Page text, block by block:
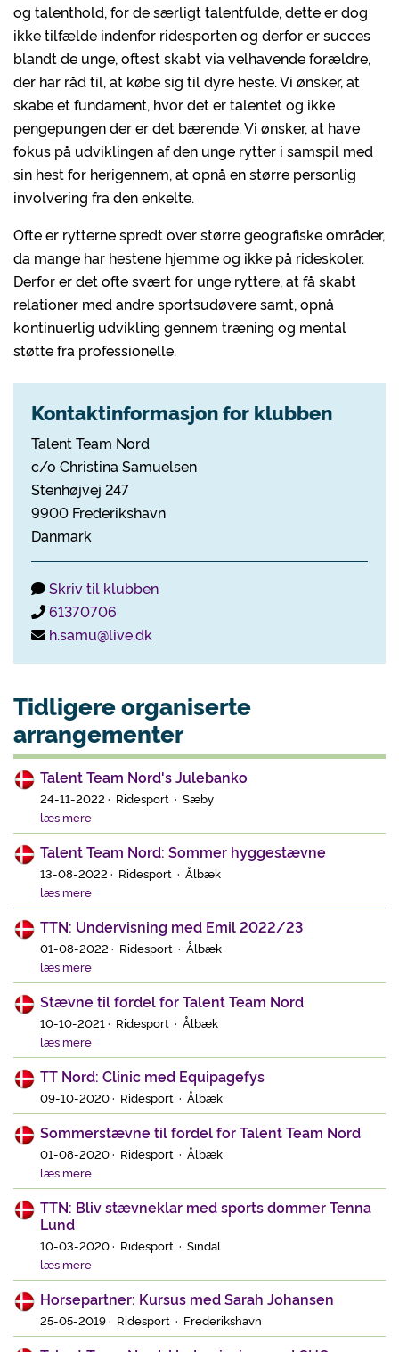
og talenthold, for de særligt talentfulde, dette er dog
ikke tilfælde indenfor ridesporten og derfor er succes
blandt de unge, oftest skabt via velhavende forældre,
der har råd til, at købe sig til dyre heste. Vi ønsker, at
skabe et fundament, hvor det er talentet og ikke
pengepungen der er det bærende. Vi ønsker, at have
fokus på udviklingen af den unge rytter i samspil med
sin hest for herigennem, at opnå en større personlig
involvering fra den enkelte.
Ofte er rytterne spredt over større geografiske områder,
da mange har hestene hjemme og ikke på rideskoler.
Derfor er det ofte svært for unge ryttere, at få skabt
relationer med andre sportsudøvere samt, opnå
kontinuerlig udvikling gennem træning og mental
støtte fra professionelle.
Kontaktinformasjon for klubben
Talent Team Nord
c/o Christina Samuelsen
Stenhøjvej 247
9900 Frederikshavn
Danmark
Skriv til klubben
61370706
h.samu@live.dk
Tidligere organiserte
arrangementer
Talent Team Nord's Julebanko
24-11-2022 · Ridesport · Sæby
læs mere
Talent Team Nord: Sommer hyggestævne
13-08-2022 · Ridesport · Ålbæk
læs mere
TTN: Undervisning med Emil 2022/23
01-08-2022 · Ridesport · Ålbæk
læs mere
Stævne til fordel for Talent Team Nord
10-10-2021 · Ridesport · Ålbæk
læs mere
TT Nord: Clinic med Equipagefys
09-10-2020 · Ridesport · Ålbæk
Sommerstævne til fordel for Talent Team Nord
01-08-2020 · Ridesport · Ålbæk
læs mere
TTN: Bliv stævneklar med sports dommer Tenna
Lund
10-03-2020 · Ridesport · Sindal
læs mere
Horsepartner: Kursus med Sarah Johansen
25-05-2019 · Ridesport · Frederikshavn